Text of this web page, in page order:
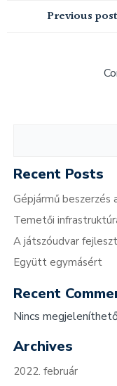
Post
Previous post
Recent Posts
Gépjármű beszerzés
Temetői
A játszóudvar
Együtt egymásért
Recent
Nincs
Archives
2022. február